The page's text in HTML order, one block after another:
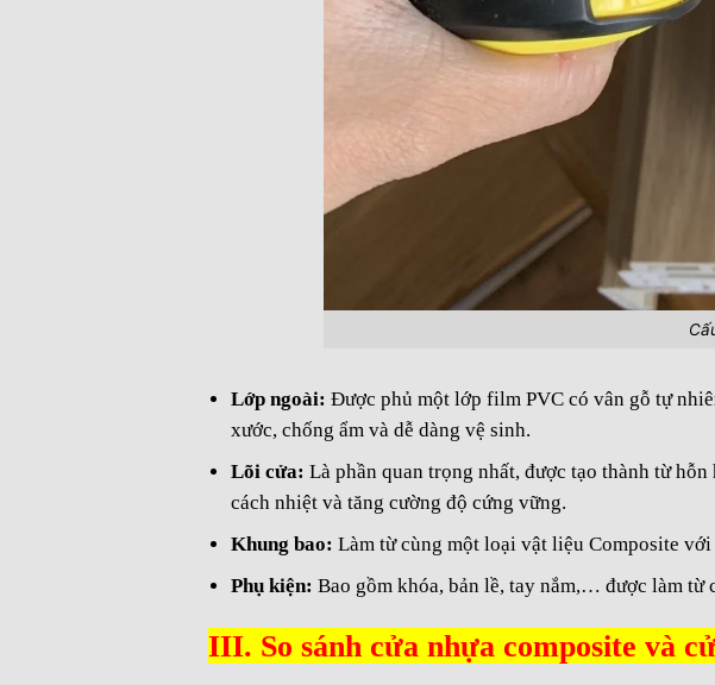
Lớp ngoài: Được phủ một lớp film PVC có vân gỗ tự
xước, chống ẩm và dễ dàng vệ sinh.
Lõi cửa: Là phần quan trọng nhất, được tạo thành từ
cách nhiệt và tăng cường độ cứng vững.
Khung bao: Làm từ cùng một loại vật liệu Composite với
Phụ kiện: Bao gồm khóa, bản lề, tay nắm,… được làm từ
III. So sánh cửa nhựa composite và